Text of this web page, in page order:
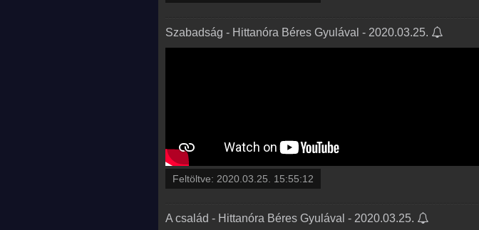
Szabadság - Hittanóra Béres Gyulával - 2020.03.25.
Feltöltve: 2020.03.25. 15:55:12
A család - Hittanóra Béres Gyulával - 2020.03.25.